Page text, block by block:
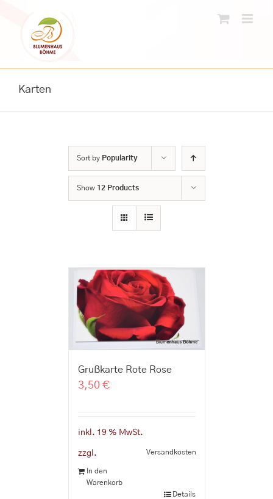
content
Karten
Sort by Popularity
Show 12 Products
Grußkarte Rote Rose
3,50 €
inkl. 19 % MwSt.
zzgl. Versandkosten
In den
Warenkorb
Details